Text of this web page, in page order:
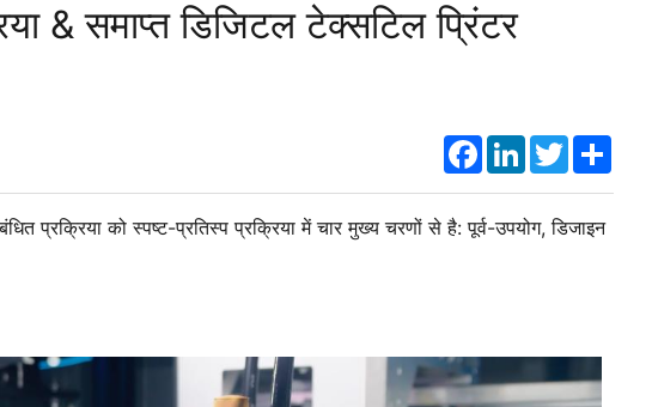
& समाप्त डिजिटल टेक्सटिल प्रिंटर
Facebook
LinkedInTwitterShare
प्रक्रिया को स्पष्ट-प्रतिस्प प्रक्रिया में चार मुख्य चरणों से है: पूर्व-उपयोग, डिजाइन